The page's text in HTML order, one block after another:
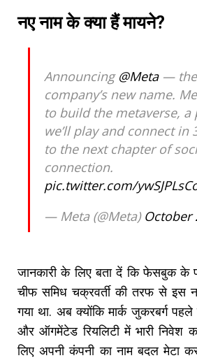
नए नाम के क्या हैं मायने?
Announcing @Meta— the
company’s new name.
to build the metaverse, a
we’ll play and connect in
to the next chapter of
connection.
pic.twitter.com/
— Meta (@Meta) October
जानकारी के लिए बता दें कि फेसबुक के
चीफ समिध चक्रवर्ती की तरफ से इस
गया था. अब क्योंकि मार्क जुकरबर्ग पहले
और ऑगमेंटेड रियलिटी में भारी
लिए अपनी कंपनी का नाम बदल मेटा